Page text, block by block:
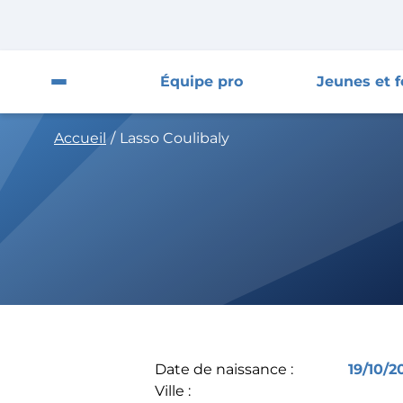
Ouvrir le menu du site
Équipe pro Jeunes et
Nous contacter
Accueil / Lasso Coulibaly
Date de naissance :
19/10/
Ville :